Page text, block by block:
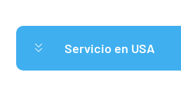
Servicio en USA